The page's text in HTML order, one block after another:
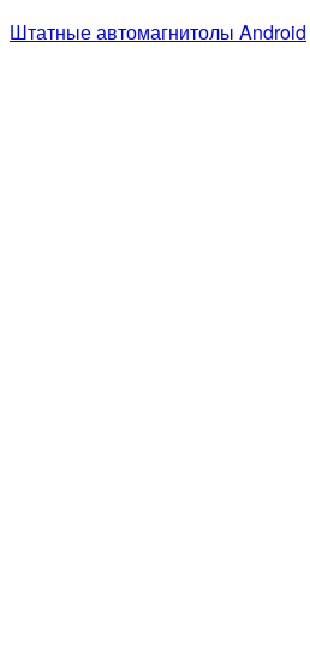
Штатные автомагнитолы Android